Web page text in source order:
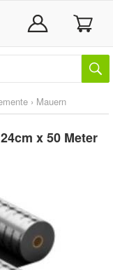
› Mauern
x 50 Meter